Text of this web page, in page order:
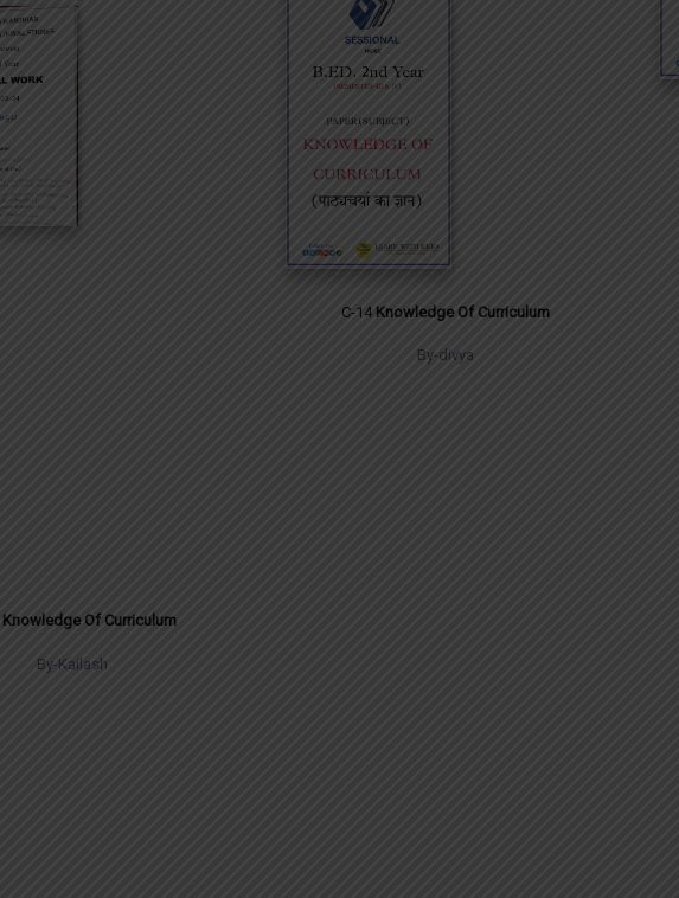
Knowledge Of Curriculum
By-Kailash
C-14 Knowledge Of Curriculum
By-divya